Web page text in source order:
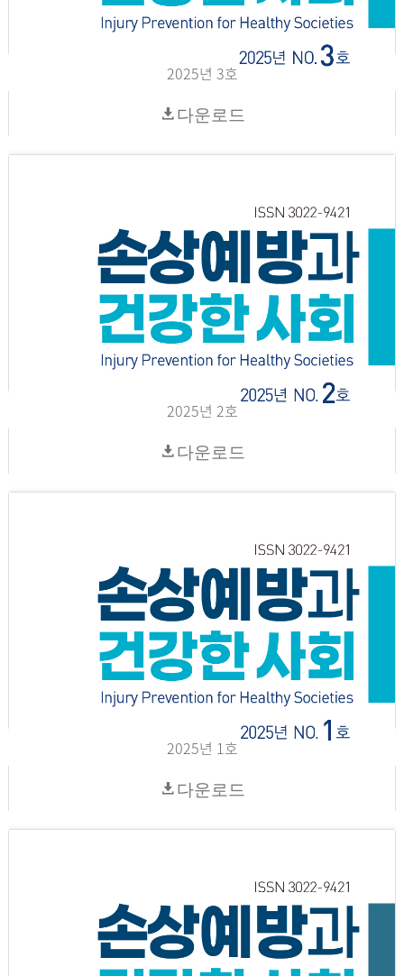
2025년 3호
다운로드
2025년 2호
다운로드
2025년 1호
다운로드